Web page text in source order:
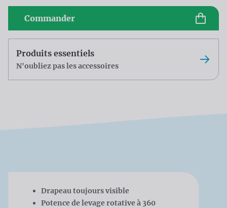
Commander
Produits essentiels
N'oubliez pas les accessoires
Drapeau toujours visible
Potence de levage rotative à 360